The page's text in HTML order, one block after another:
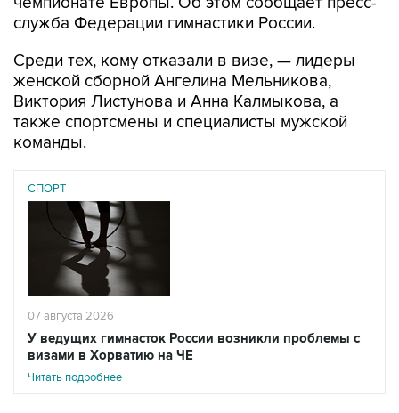
Среди тех, кому отказали в визе, — лидеры
Виктория Листунова и Анна Калмыкова, а
также спортсмены и специалисты мужской
команды.
СПОРТ
07 августа 2026
У ведущих гимнасток России возникли проблемы с
визами в Хорватию на ЧЕ
Читать подробнее
"В качестве причины отказа указано: "Не